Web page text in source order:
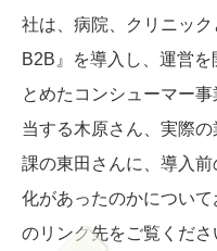
社は、病院、クリニッ
B2B』を導入し、運営
とめたコンシューマー
当する木原さん、実際
課の東田さんに、導入
化があったのかについ
のリンク先をご覧くださ